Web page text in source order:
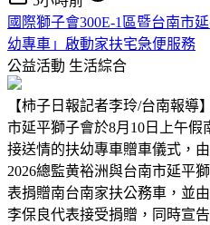
國際獅子會300E-1區暨台南市
幼專車」啟動家扶宅急便服務
公益活動 生活綜合
【柿子日報記者李玲/台南報導
市延平獅子會於8月10日上午
接送情的扶幼專車贈車儀式，
2026總監黄裕洲與台南市延平
表捐贈南台南家扶公務車，並
李保良代表接受捐贈，同時宣